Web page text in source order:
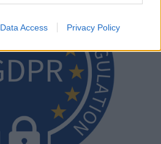
Data Access Privacy Policy